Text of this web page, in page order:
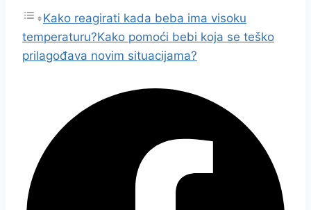
Kako reagirati kada beba ima visoku
temperaturu?Kako pomoći bebi koja se teško
prilagođava novim situacijama?